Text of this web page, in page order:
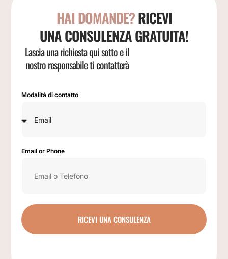
HAI DOMANDE?RICEVI
UNA CONSULENZA GRATUITA!
Lascia una richiesta qui sotto e il
nostro responsabile ti contatterà
Modalità di contatto
Email or Phone
RICEVI UNA CONSULENZA